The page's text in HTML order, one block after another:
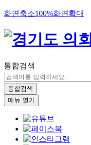
화면축소100%화면확대
통합검색
통합검색
메뉴 열기